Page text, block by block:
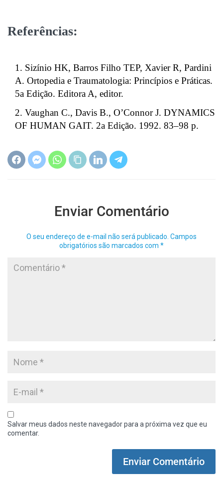
Referências:
Sizínio HK, Barros Filho TEP, Xavier R, Pardini
A. Ortopedia e Traumatologia: Princípios e Práticas.
5a Edição. Editora A, editor.
Vaughan C., Davis B., O’Connor J. DYNAMICS
OF HUMAN GAIT. 2a Edição. 1992. 83–98 p.
Enviar Comentário
O seu endereço de e-mail não será publicado. Campos
obrigatórios são marcados com *
Salvar meus dados neste navegador para a próxima vez que eu
comentar.